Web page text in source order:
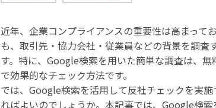
近年、企業コンプライアンスの重要性は高まって
も、取引先・協力会社・従業員などの背景を調
す。特に、Google検索を用いた簡単な調査は、
で効果的なチェック方法です。
では、Google検索を活用して反社チェックを実
ればよいのでしょうか。本記事では、Google検